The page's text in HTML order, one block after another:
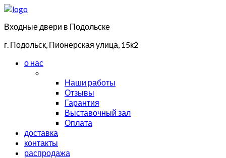
Входные двери в Подольске
г. Подольск, Пионерская улица, 15к2
о нас
Наши работы
Отзывы
Гарантия
Выставочный зал
Оплата
доставка
контакты
распродажа